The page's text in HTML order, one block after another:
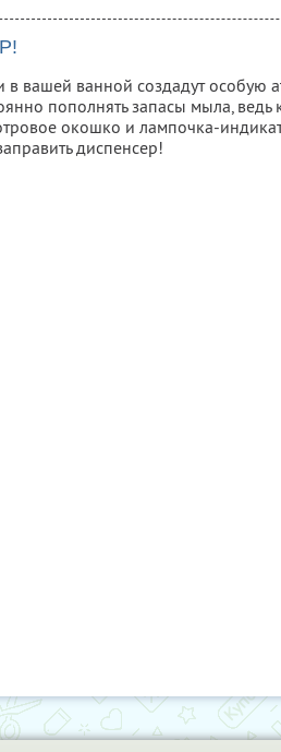
вашей ванной создадут особую
пополнять запасы мыла, ведь
окошко и лампочка-
диспенсер!